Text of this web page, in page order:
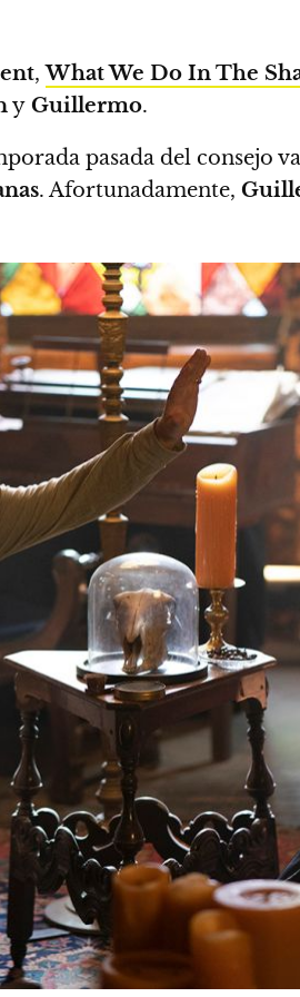
,What We Do In The
y Guillermo.
pasada del consejo
. Afortunadamente,